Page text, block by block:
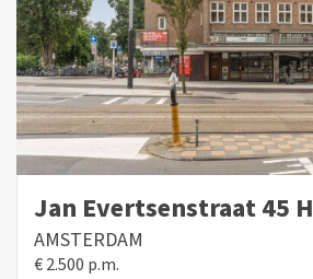
Jan Evertsenstraat 45 H
AMSTERDAM
€ 2.500 p.m.